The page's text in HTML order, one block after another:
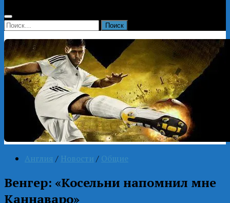
Найти:
Англия / Новости / Общие
Венгер: «Косельни напомнил мне
Каннаваро»